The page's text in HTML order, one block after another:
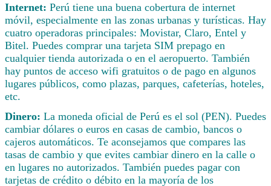
Internet: Perú tiene una buena cobertura de internet
móvil, especialmente en las zonas urbanas y turísticas. Hay
cuatro operadoras principales: Movistar, Claro, Entel y
Bitel. Puedes comprar una tarjeta SIM prepago en
cualquier tienda autorizada o en el aeropuerto. También
hay puntos de acceso wifi gratuitos o de pago en algunos
lugares públicos, como plazas, parques, cafeterías, hoteles,
etc.
Dinero: La moneda oficial de Perú es el sol (PEN). Puedes
cambiar dólares o euros en casas de cambio, bancos o
cajeros automáticos. Te aconsejamos que compares las
tasas de cambio y que evites cambiar dinero en la calle o
en lugares no autorizados. También puedes pagar con
tarjetas de crédito o débito en la mayoría de los